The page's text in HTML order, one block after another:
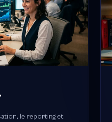
le reporting et